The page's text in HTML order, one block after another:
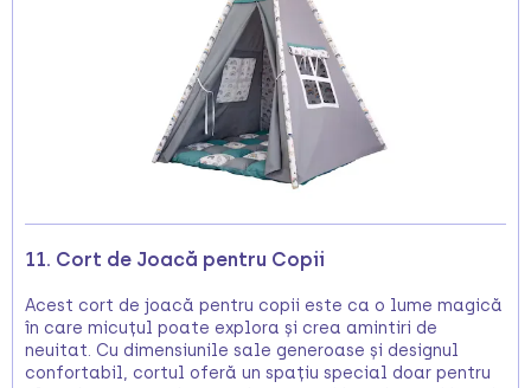
11. Cort de Joacă pentru Copii
Acest cort de joacă pentru copii este ca o lume magică
în care micuțul poate explora și crea amintiri de
neuitat. Cu dimensiunile sale generoase și designul
confortabil, cortul oferă un spațiu special doar pentru